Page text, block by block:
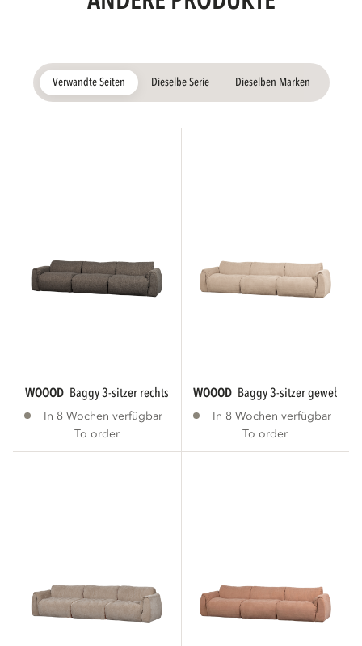
Verwandte Seiten Dieselbe Serie Dieselben Marken
WOOOD baggy 3-sitzer rechts webstoff warmes...
In 8 Wochen verfügbar
To order
WOOOD baggy 3-sitzer gewebte
In 8 Wochen verfügbar
To order